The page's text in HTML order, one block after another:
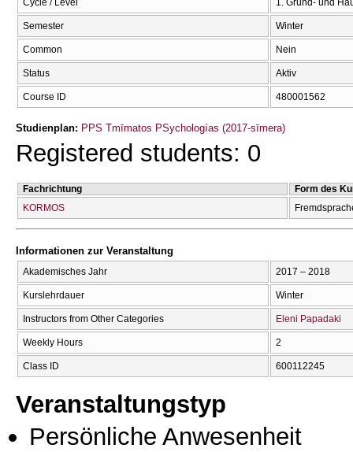
Cycle / Level 1. Grund- und
Semester Winter
Common Nein
Status Aktiv
Course ID 480001562
Studienplan: PPS Tmīmatos PSychologías (2017-sīmera)
Registered students: 0
Fachrichtung
Form des
KORMOS
Informationen zur Veranstaltung
Akademisches Jahr 2017 – 2018
Kurslehrdauer Winter
Instructors from Other Categories Eleni Papadaki
Weekly Hours 2
Class ID 600112245
Veranstaltungstyp
Persönliche Anwesenheit